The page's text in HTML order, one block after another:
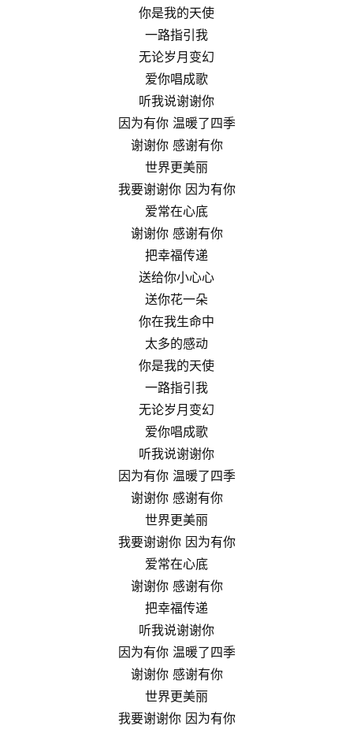
你是我的天使
一路指引我
无论岁月变幻
爱你唱成歌
听我说谢谢你
因为有你 温暖了四季
谢谢你 感谢有你
世界更美丽
我要谢谢你 因为有你
爱常在心底
谢谢你 感谢有你
把幸福传递
送给你小心心
送你花一朵
你在我生命中
太多的感动
你是我的天使
一路指引我
无论岁月变幻
爱你唱成歌
听我说谢谢你
因为有你 温暖了四季
谢谢你 感谢有你
世界更美丽
我要谢谢你 因为有你
爱常在心底
谢谢你 感谢有你
把幸福传递
听我说谢谢你
因为有你 温暖了四季
谢谢你 感谢有你
世界更美丽
我要谢谢你 因为有你